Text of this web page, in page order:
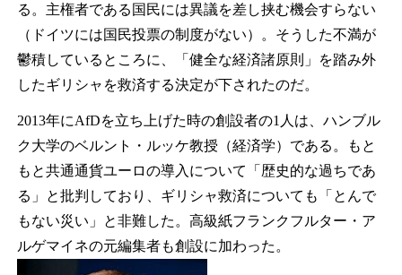
る。主権者である国民には異議を差し挟む機会すらない
（ドイツには国民投票の制度がない）。そうした不満が
鬱積しているところに、「健全な経済諸原則」を踏み外
したギリシャを救済する決定が下されたのだ。
2013年にAfDを立ち上げた時の創設者の1人は、ハンブル
ク大学のベルント・ルッケ教授（経済学）である。もと
もと共通通貨ユーロの導入について「歴史的な過ちであ
る」と批判しており、ギリシャ救済についても「とんで
もない災い」と非難した。高級紙フランクフルター・ア
ルゲマイネの元編集者も創設に加わった。